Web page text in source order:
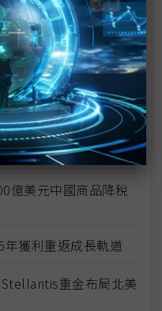
莉蓮：AI賦能強化核
2Q量產、泰國建廠規
同步修正兩週前烏
億美元中國商品降稅
獲利重返成長軌道
重金布局北美